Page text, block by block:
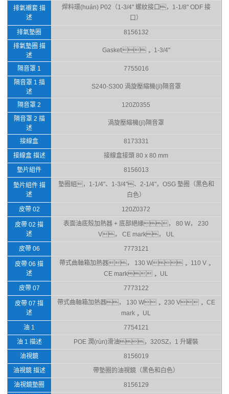
排氣襯套 描
述
焊料環(huán) P02（1-3/4" 螺紋接口，1-1/8" ODF 接
口）
排氣墊圈
8156132
排氣墊圈 描
述
Gasket， 1-3/4"
隔音罩 1
7755016
隔音罩 1 描
述
S240-S300 渦旋壓縮機(jī)隔音罩
隔音罩 2
120Z0355
隔音罩 2 描
述
渦旋壓縮機(jī)隔音罩
接線盒
8173331
接線盒 描述
接線盒接頭 80 x 80 mm
墊片組件
8156013
墊片組件 描
述
墊圈組，1-1/4"、1-3/4"、2-1/4"，OSG 墊圈（黑色和
白色）
皮帶 02
120Z0372
皮帶 02 描
述
表面油底殼加熱器 + 底部絕緣， 80 W， 230
V， CE mark， UL
皮帶 06
7773121
皮帶 06 描
述
帶式曲軸箱加熱器， 130 W， 110 V，
CE mark， UL
皮帶 07
7773122
皮帶 07 描
述
帶式曲軸箱加熱器， 130 W， 230 V， CE
mark， UL
油 1
7754121
油 1 描述
POE 潤(rùn)滑油，320SZ，1 升罐裝
油視鏡
8156019
油視鏡 描述
帶墊圈的油視鏡（黑色和白色）
油視鏡墊圈
8156129